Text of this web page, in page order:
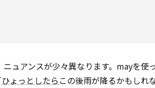
ュアンスが少々異なります。mayを
ひょっとしたらこの後雨が降るかもしれ